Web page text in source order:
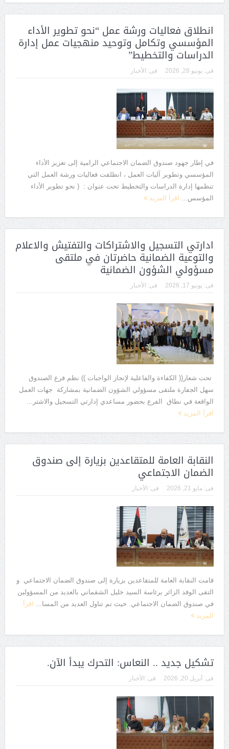
انطلاق فعاليات ورشة عمل “نحو تطوير الأداء
المؤسسي وتكامل وتوحيد منهجيات عمل إدارة
الدراسات والتخطيط”
فى: يونيو 28, 2026 فى: الأخبار
في إطار جهود صندوق الضمان الاجتماعي الرامية إلى تعزيز الأداء
المؤسسي وتطوير آليات العمل ، انطلقت فعاليات ورشة العمل التي
تنظمها إدارة الدراسات والتخطيط تحت عنوان : ( نحو تطوير الأداء
المؤسس... اقرأ المزيد
ادارتي التسجيل والاشتراكات والتفتيش والاعلام
والتوعية الضمانية حاضرتان في ملتقى
مسؤولي الشؤون الضمانية
فى: يونيو 17, 2026 فى: الأخبار
تحت شعار(( الكفاءة والفاعلية لإنجاز الواجبات )) نظم فرع الصندوق
سهل الجفارة ملتقى مسؤولي الشؤون الضمانية بمشاركة جهات العمل
الواقعة في نطاق الفرع بحضور مساعدي إدارتي التسجيل والاشتر...
اقرأ المزيد
النقابة العامة للمتقاعدين بزيارة إلى صندوق
الضمان الاجتماعي
فى: مايو 21, 2026 فى: الأخبار
قامت النقابة العامة للمتقاعدين بزيارة إلى صندوق الضمان الاجتماعي و
التقى الوفد الزائر برئاسة السيد خليل الشقماني بالعديد من المسؤولين
في صندوق الضمان الاجتماعي. حيث تم تناول العديد من المسا... اقرأ
المزيد
تشكيل جديد .. النعاس: التحرك يبدأ الآن.
فى: أبريل 20, 2026 فى: الأخبار